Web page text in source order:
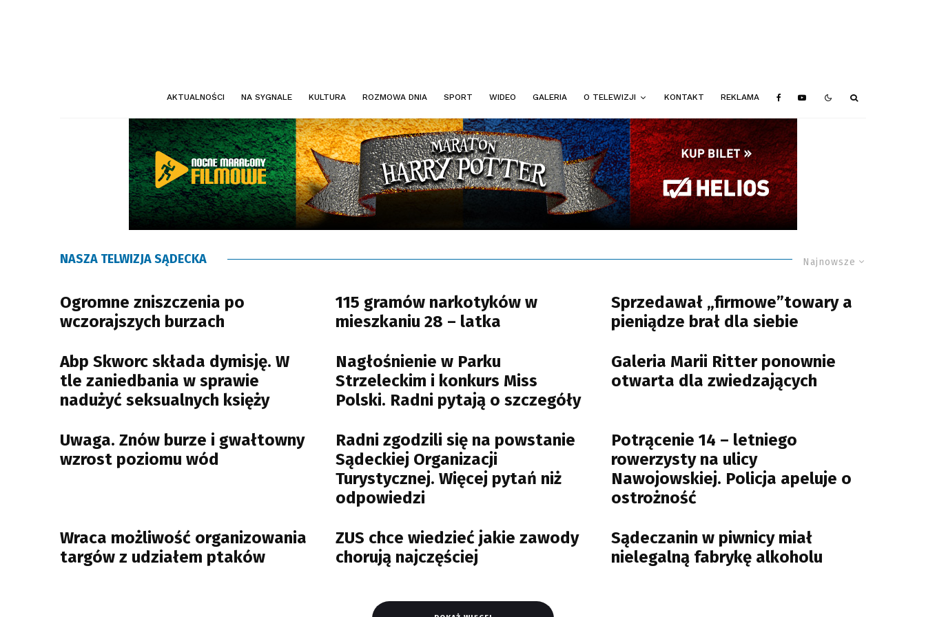
AKTUALNOŚCI NA SYGNALE KULTURA ROZMOWA DNIA SPORT WIDEO GALERIA O TELEWIZJI KONTAKT REKLAMA
Najnowsze
NASZA TELWIZJA SĄDECKA
Ogromne zniszczenia po
wczorajszych burzach
115 gramów narkotyków w
mieszkaniu 28 – latka
Sprzedawał „firmowe”towary a
pieniądze brał dla siebie
Abp Skworc składa dymisję. W
tle zaniedbania w sprawie
nadużyć seksualnych księży
Nagłośnienie w Parku
Strzeleckim i konkurs Miss
Polski. Radni pytają o szczegóły
Galeria Marii Ritter ponownie
otwarta dla zwiedzających
Uwaga. Znów burze i gwałtowny
wzrost poziomu wód
Radni zgodzili się na powstanie
Sądeckiej Organizacji
Turystycznej. Więcej pytań niż
odpowiedzi
Potrącenie 14 – letniego
rowerzysty na ulicy
Nawojowskiej. Policja apeluje o
ostrożność
Wraca możliwość organizowania
targów z udziałem ptaków
ZUS chce wiedzieć jakie zawody
chorują najczęściej
Sądeczanin w piwnicy miał
nielegalną fabrykę alkoholu